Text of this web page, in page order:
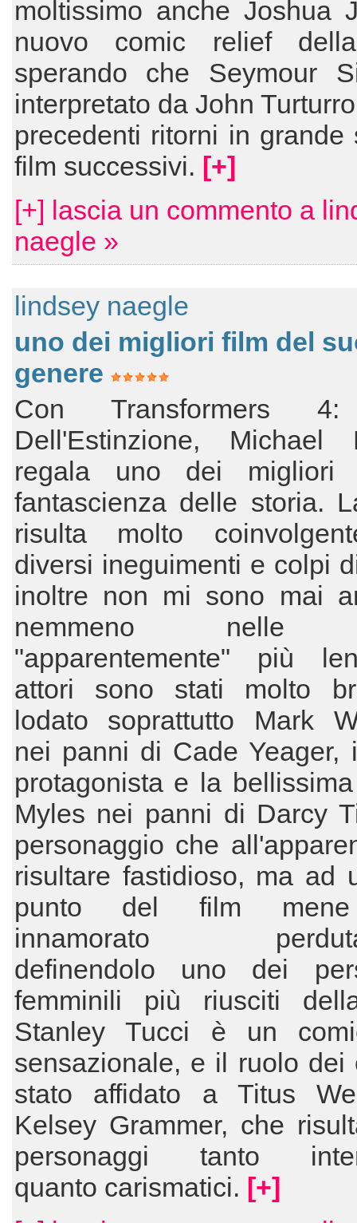
moltissimo anche Joshua
nuovo comic relief
sperando che Seymour
interpretato da John
precedenti ritorni in grande
film successivi. [+]
[+] lascia un commento a
naegle »
lindsey naegle
uno dei migliori film del
genere
Con Transformers
Dell'Estinzione,
regala uno dei
fantascienza delle storia.
risulta molto
diversi ineguimenti e colpi
inoltre non mi sono mai
nemmeno nelle
"apparentemente" più
attori sono stati molto
lodato soprattutto Mark
nei panni di Cade Yeager,
protagonista e la
Myles nei panni di Darcy
personaggio che
risultare fastidioso, ma ad
punto del film
innamorato
definendolo uno dei
femminili più riusciti
Stanley Tucci è un
sensazionale, e il ruolo dei
stato affidato a Titus
Kelsey Grammer, che
personaggi tanto
quanto carismatici. [+]